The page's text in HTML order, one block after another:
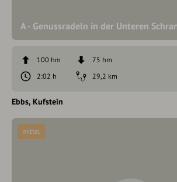
A - Genussradeln in der Unteren
100 hm
75 hm
2:02 h
29,2 km
Ebbs Kufstein
mittel